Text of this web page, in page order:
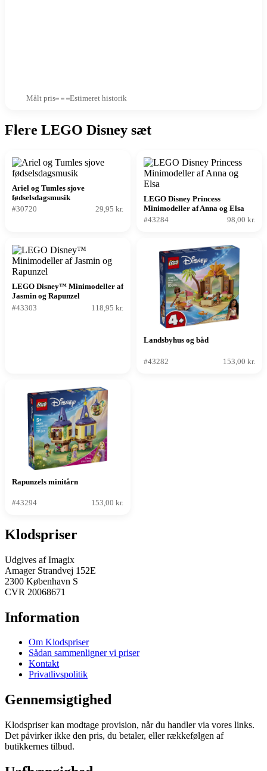
Målt pris Estimeret historik
Flere LEGO Disney sæt
Ariel og Tumles sjove
fødselsdagsmusik
#30720
29,95 kr.
LEGO Disney Princess
Minimodeller af Anna og Elsa
#43284
98,00 kr.
LEGO Disney™ Minimodeller af
Jasmin og Rapunzel
#43303
118,95 kr.
Landsbyhus og båd
#43282 153,00 kr.
Rapunzels minitårn
#43294 153,00 kr.
Klodspriser
Udgives af Imagix
Amager Strandvej 152E
2300 København S
CVR 20068671
Information
Om Klodspriser
Sådan sammenligner vi priser
Kontakt
Privatlivspolitik
Gennemsigtighed
Klodspriser kan modtage provision, når du handler via vores links.
Det påvirker ikke den pris, du betaler, eller rækkefølgen af
butikkernes tilbud.